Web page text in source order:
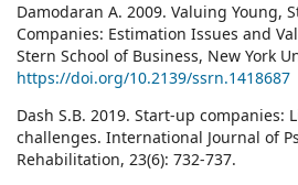
Damodaran A. 2009. Valuing Young,
Companies: Estimation Issues and
Stern School of Business, New York
https://doi.org/10.2139/ssrn.1418687
Dash S.B. 2019. Start-up companies:
challenges. International Journal of
Rehabilitation, 23(6): 732-737.